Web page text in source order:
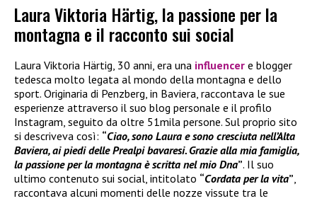
Laura Viktoria Härtig, la passione per la
montagna e il racconto sui social
Laura Viktoria Härtig, 30 anni, era una influencer e blogger
tedesca molto legata al mondo della montagna e dello
sport. Originaria di Penzberg, in Baviera, raccontava le sue
esperienze attraverso il suo blog personale e il profilo
Instagram, seguito da oltre 51mila persone. Sul proprio sito
si descriveva così: “Ciao, sono Laura e sono cresciuta nell’Alta
Baviera, ai piedi delle Prealpi bavaresi. Grazie alla mia famiglia,
la passione per la montagna è scritta nel mio Dna”. Il suo
ultimo contenuto sui social, intitolato “Cordata per la vita”
raccontava alcuni momenti delle nozze vissute tra le